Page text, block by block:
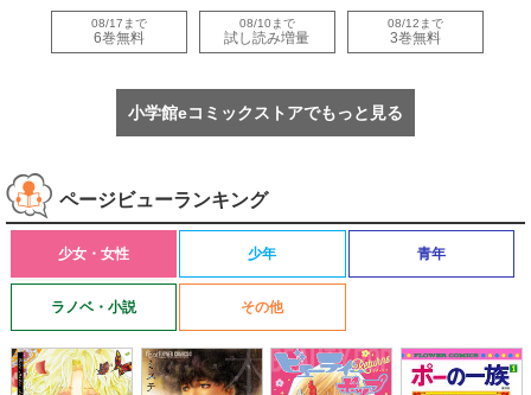
08/17まで
6巻無料
08/10まで
試し読み増量
08/12まで
3巻無料
小学館eコミックストアでもっと見る
ページビューランキング
少女・女性 少年 青年
ラノベ・小説 その他